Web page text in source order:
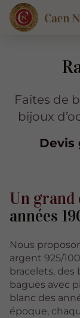
Faites de
bijoux
Devis
Un grand
années
Nous
argent 925/
bracelets, des
bagues avec
blanc des
époque,